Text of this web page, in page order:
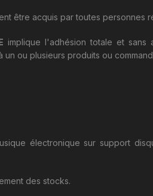
être acquis par toutes personnes
implique l'adhésion totale et
ou plusieurs produits ou
électronique sur support
des stocks.